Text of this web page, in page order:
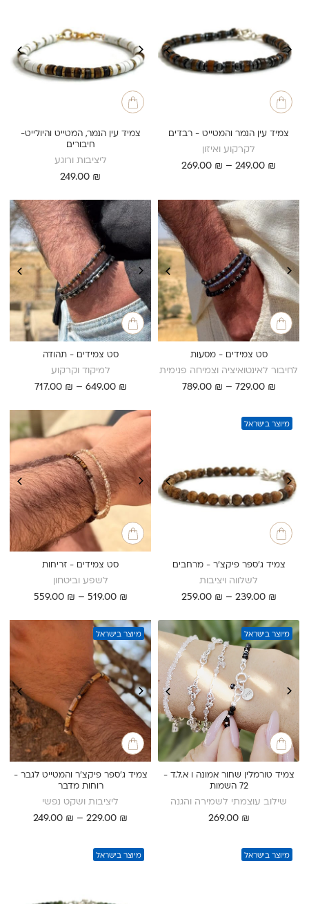
צמיד עין הנמר והמטייט - רבדים
לקרקוע ואיזון
249.00 ₪
–
269.00 ₪
טווח
עד
צמיד עין הנמר, המטייט והיולייט-
חיבורים
ליציבות ורוגע
249.00 ₪
סט צמידים - מסעות
לחיבור לאינטואיציה וצמיחה פנימית
729.00 ₪
–
789.00 ₪
טווח
⁦729.00 ₪⁩
סט צמידים - תהודה
למיקוד וקרקוע
649.00 ₪
–
717.00 ₪
טווח
עד
⁦717.00 ₪⁩
מיוצר בישראל
צמיד ג'ספר פיקצ'ר - מרחבים
לשלווה ויציבות
239.00 ₪
–
259.00 ₪
טווח
⁦239.00 ₪⁩
עד
⁦259.00 ₪⁩
סט צמידים - זריחות
לשפע וביטחון
519.00 ₪
–
559.00 ₪
מיוצר בישראל
צמיד טורמלין שחור אמונה ו א.ל.ד -
72 השמות
שילוב עוצמתי לשמירה והגנה
269.00 ₪
מיוצר בישראל
צמיד ג'ספר פיקצ'ר והמטייט לגבר -
רוחות מדבר
ליציבות ושקט נפשי
229.00 ₪
–
249.00 ₪
טווח
מיוצר בישראל מיוצר בישראל